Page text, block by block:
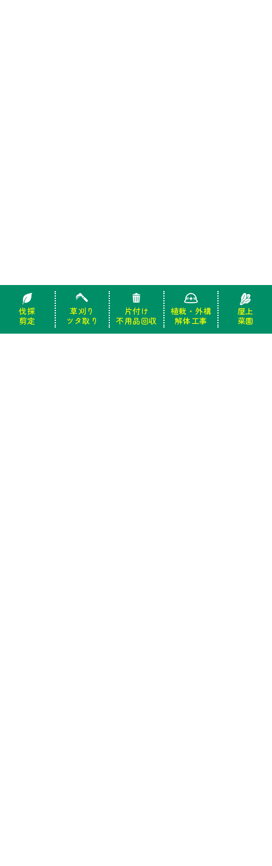
伐採
剪定
草刈り
ツタ取り
片付け
不用品回収
植栽・外構
解体工事
屋上
菜園
伐採
剪定
草刈り
ツタ取り
片付け
不用品回収
植栽・外構
解体工事
屋上
菜園